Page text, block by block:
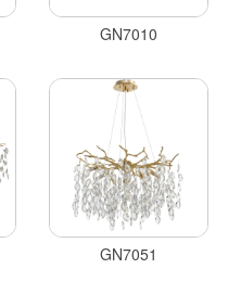
GN7010
GN7051